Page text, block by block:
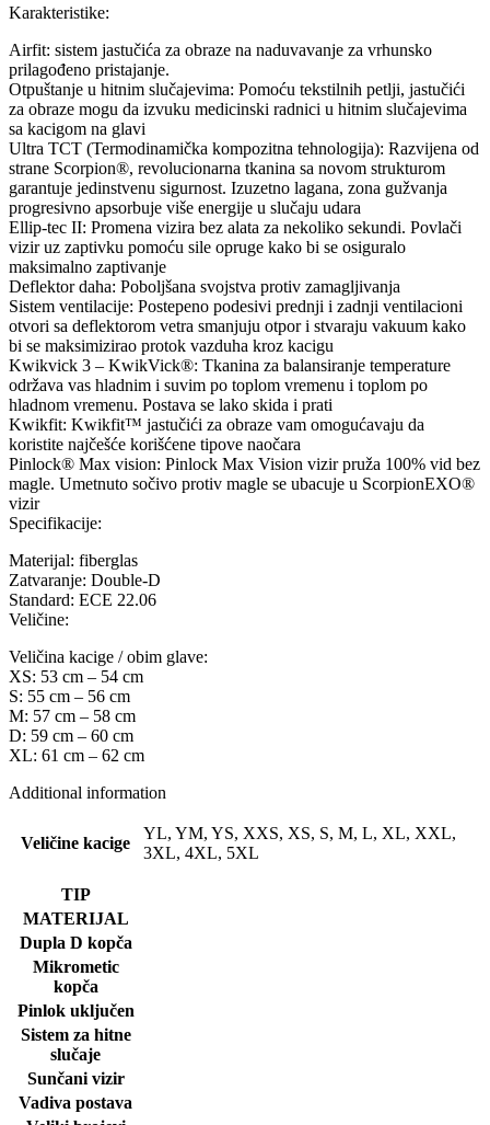
Karakteristike:
Airfit: sistem jastučića za obraze na naduvavanje za vrhunsko
prilagođeno pristajanje.
Otpuštanje u hitnim slučajevima: Pomoću tekstilnih petlji, jastučići
za obraze mogu da izvuku medicinski radnici u hitnim slučajevima
sa kacigom na glavi
Ultra TCT (Termodinamička kompozitna tehnologija): Razvijena od
strane Scorpion®, revolucionarna tkanina sa novom strukturom
garantuje jedinstvenu sigurnost. Izuzetno lagana, zona gužvanja
progresivno apsorbuje više energije u slučaju udara
Ellip-tec II: Promena vizira bez alata za nekoliko sekundi. Povlači
vizir uz zaptivku pomoću sile opruge kako bi se osiguralo
maksimalno zaptivanje
Deflektor daha: Poboljšana svojstva protiv zamagljivanja
Sistem ventilacije: Postepeno podesivi prednji i zadnji ventilacioni
otvori sa deflektorom vetra smanjuju otpor i stvaraju vakuum kako
bi se maksimizirao protok vazduha kroz kacigu
Kwikvick 3 – KwikVick®: Tkanina za balansiranje temperature
održava vas hladnim i suvim po toplom vremenu i toplom po
hladnom vremenu. Postava se lako skida i prati
Kwikfit: Kwikfit™ jastučići za obraze vam omogućavaju da
koristite najčešće korišćene tipove naočara
Pinlock® Max vision: Pinlock Max Vision vizir pruža 100% vid bez
magle. Umetnuto sočivo protiv magle se ubacuje u ScorpionEXO®
vizir
Specifikacije:
Materijal: fiberglas
Zatvaranje: Double-D
Standard: ECE 22.06
Veličine:
Veličina kacige / obim glave:
XS: 53 cm – 54 cm
S: 55 cm – 56 cm
M: 57 cm – 58 cm
D: 59 cm – 60 cm
XL: 61 cm – 62 cm
Additional information
Veličine kacige
YL, YM, YS, XXS, XS, S, M, L, XL, XXL,
3XL, 4XL, 5XL
TIP
MATERIJAL
Dupla D kopča
Mikrometic
kopča
Pinlok uključen
Sistem za hitne
slučaje
Sunčani vizir
Vadiva postava